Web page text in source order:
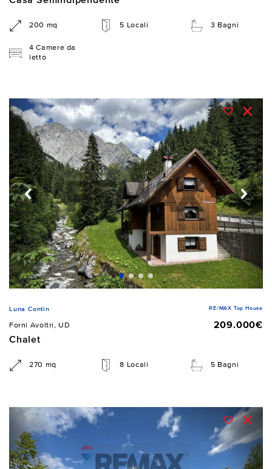
200 mq 5 Locali 3 Bagni
4 Camere da
letto
Luna Contin RE/MAX Top House
Forni Avoltri, UD
209.000€
Chalet
270 mq 8 Locali 5 Bagni